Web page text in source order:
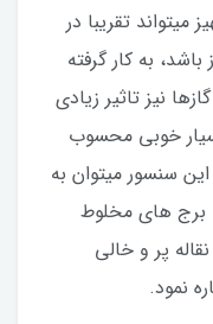
تقریبا در
به کار گرفته
نیز تاثیر زیادی
بسیار خوبی محسوب
سنسور میتوان به
برج های مخلوط
پر و خالی
نمود.